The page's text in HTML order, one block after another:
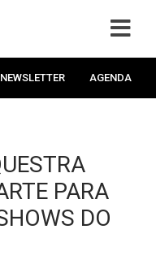
NEWSLETTER AGENDA
PARA
DO